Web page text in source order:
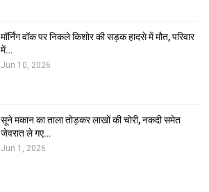
मॉर्निंग वॉक पर निकले किशोर की सड़क हादसे में मौत, परिवार
में…
Jun 10, 2026
सूने मकान का ताला तोड़कर लाखों की चोरी, नकदी समेत
जेवरात ले गए…
Jun 1, 2026